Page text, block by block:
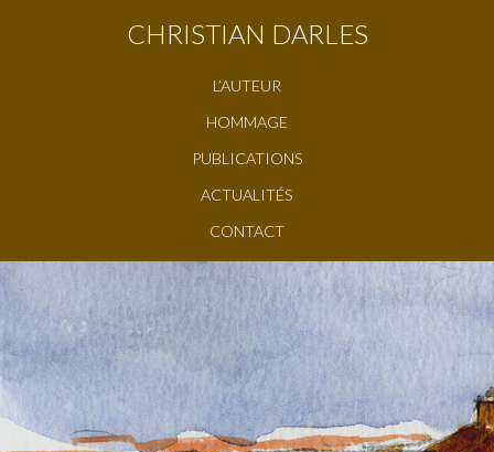
CHRISTIAN DARLES
L’AUTEUR
HOMMAGE
PUBLICATIONS
ACTUALITÉS
CONTACT